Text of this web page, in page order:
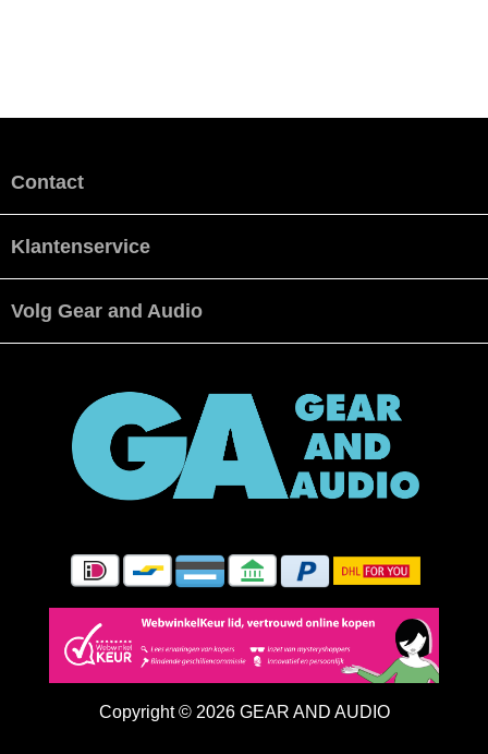
Contact
Klantenservice
Volg Gear and Audio
Copyright © 2026 GEAR AND AUDIO